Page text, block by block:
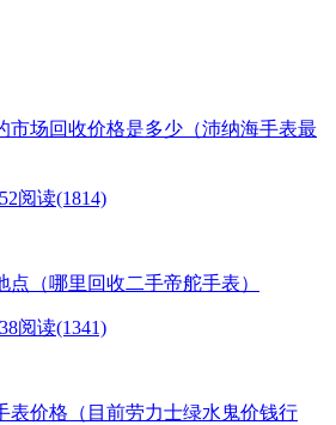
市场回收价格是多少（沛纳海手表最
阅读(1814)
点（哪里回收二手帝舵手表）
阅读(1341)
表价格（目前劳力士绿水鬼价钱行